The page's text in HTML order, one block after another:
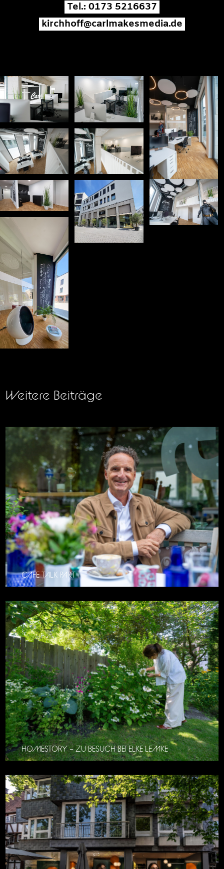
Tel.:0173 5216637
kirchhoff@carlmakesmedia.de
Weitere Beiträge
CAFE TALK PART 11
HOMESTORY – ZU BESUCH BEI ELKE LEMKE